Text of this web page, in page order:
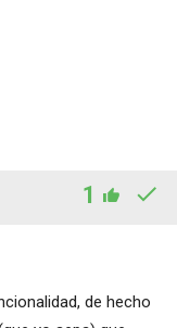
1
de hecho